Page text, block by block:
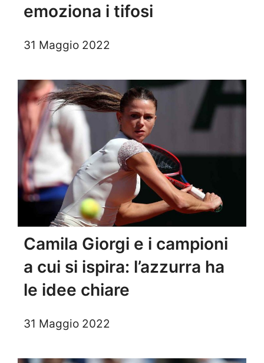
emoziona i tifosi
31 Maggio 2022
Camila Giorgi e i campioni
a cui si ispira: l’azzurra ha
le idee chiare
31 Maggio 2022